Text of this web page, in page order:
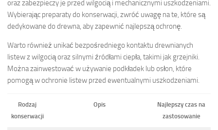
oraz zabezpieczy je przed wilgocią i mechanicznymi uszkodzeniami.
Wybierając preparaty do konserwacji, zwróć uwagę na te, które są
dedykowane do drewna, aby zapewnić najlepszą ochronę.
Warto również unikać bezpośredniego kontaktu drewnianych
listew z wilgocią oraz silnymi źródłami ciepła, takimi jak grzejniki.
Można zainwestować w używanie podkładek lub osłon, które
pomogą w ochronie listew przed ewentualnymi uszkodzeniami.
Rodzaj
konserwacji
Opis
Najlepszy czas na
zastosowanie